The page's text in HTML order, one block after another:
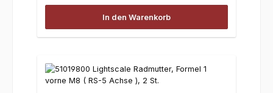
In den Warenkorb